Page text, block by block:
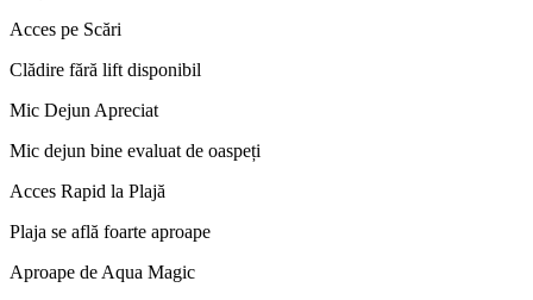
Acces pe Scări
Clădire fără lift disponibil
Mic Dejun Apreciat
Mic dejun bine evaluat de oaspeți
Acces Rapid la Plajă
Plaja se află foarte aproape
Aproape de Aqua Magic